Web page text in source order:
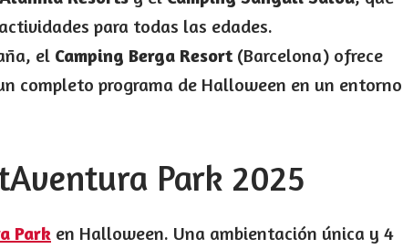
para todas las edades.
el Camping Berga Resort (Barcelona) ofrece
completo programa de Halloween en un entorno
Park 2025
Park en Halloween. Una ambientación única y 4